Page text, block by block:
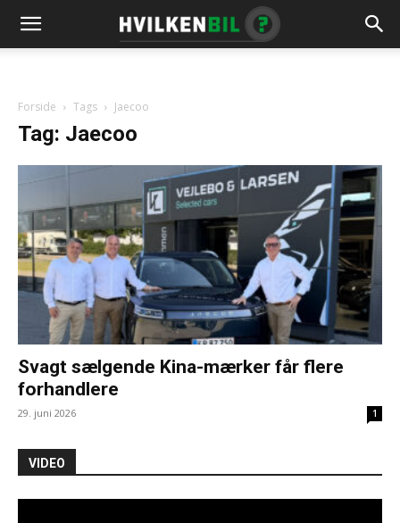
Forside Tags Jaecoo
Tag: Jaecoo
Svagt sælgende Kina-mærker får flere
forhandlere
29. juni 2026 1
VIDEO